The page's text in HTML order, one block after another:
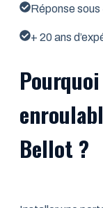
Réponse sous
+ 20 ans
Bellot ?